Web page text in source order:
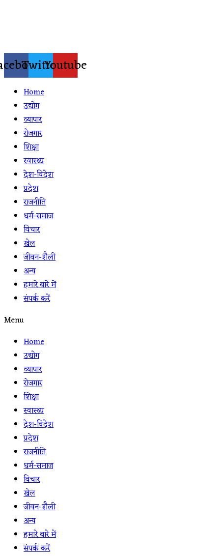
TwitterYoutube
Home
उद्योग
व्यापार
रोजगार
शिक्षा
स्वास्थ्य
देश-विदेश
प्रदेश
राजनीति
धर्म-समाज
विचार
खेल
जीवन-शैली
अन्य
हमारे बारे में
संपर्क करें
Menu
Home
उद्योग
व्यापार
रोजगार
शिक्षा
स्वास्थ्य
देश-विदेश
प्रदेश
राजनीति
धर्म-समाज
विचार
खेल
जीवन-शैली
अन्य
हमारे बारे में
संपर्क करें